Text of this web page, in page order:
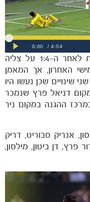
שחקניו של רובי קין הגיעו להתמודדות לאחר ה-1:4 על צליה
האחרון, אך המאמן
לא לבצע יותר מדי שינויים ב-11. שני שינויים שכן נעשו היו
דניאל פרץ שנמכר
ההגנה במקום ניר
אנריק סבוריט, דריק
פרץ, דן ביטון, מילסון,